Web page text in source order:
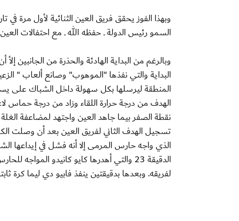
وبهذا الفوز يحقق فريق العين الثنائية لأول مرة
السمو رئيس الدولة ــ حفظه الله ــ مع احتفالات العين
وبالرغم من البداية الهادئة والحذرة من
البداية والتي نفذها "الموهوب" وصانع ألعاب "
المنطقة ليرسلها بكل سهولة داخل الشباك على
الهدف من درجة حرارة اللقاء وزاد من درجة حماس
نقطة الصفر بيما جاهد العين واجتهد لمضاعفة
تسجيل الهدف الثاني لفريق العين بعد أن وصلت
الذي واجه حارس المرمى إلا أنه فشل في
الدقيقة 23 والتي أهدرها كايو كانيدو
لفريقه. وبعدها بدقيقتين ينفذ فابيو دي ليما